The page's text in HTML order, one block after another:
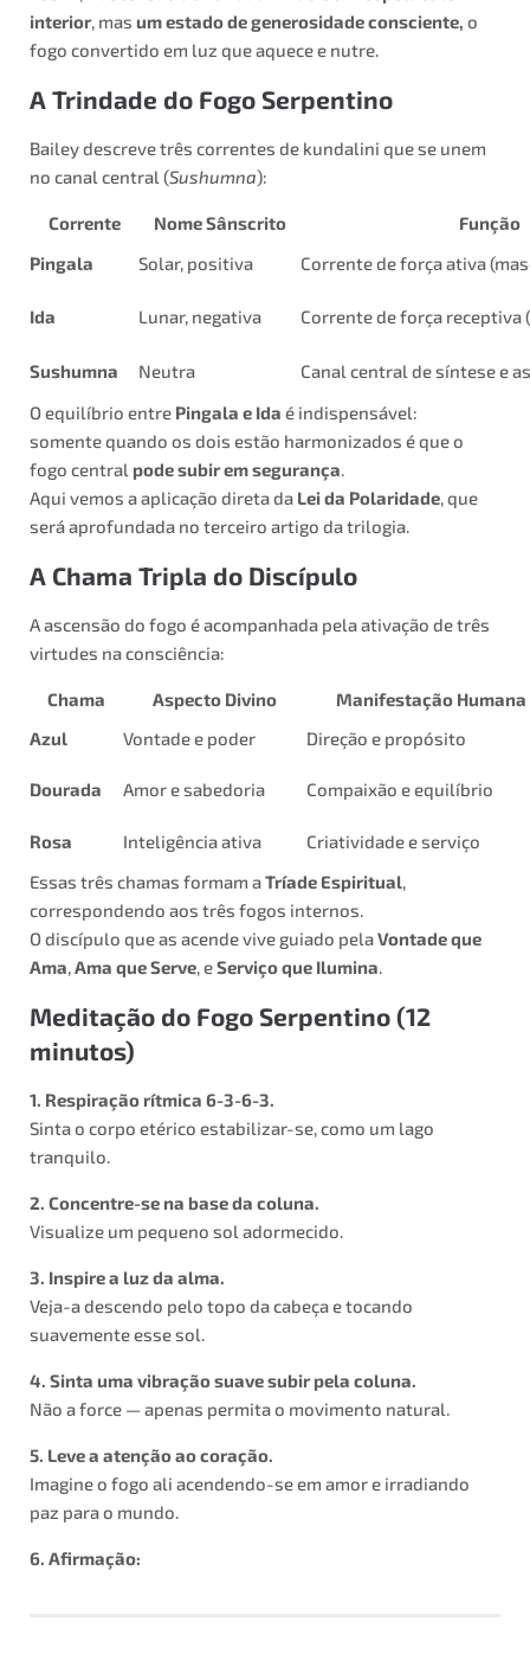
interior, mas um estado de generosidade consciente, o
fogo convertido em luz que aquece e nutre.
A Trindade do Fogo Serpentino
Bailey descreve três correntes de kundalini que se unem
no canal central (Sushumna):
Corrente Nome Sânscrito
Função
Pingala
Solar, positiva Corrente de força ativa
Ida Lunar, negativa Corrente de força receptiva
Sushumna Neutra
Canal central de síntese e
O equilíbrio entre Pingala e Ida é indispensável:
somente quando os dois estão harmonizados é que o
fogo central pode subir em segurança.
Aqui vemos a aplicação direta da Lei da Polaridade, que
será aprofundada no terceiro artigo da trilogia.
A Chama Tripla do Discípulo
A ascensão do fogo é acompanhada pela ativação de três
virtudes na consciência:
Chama Aspecto Divino
Manifestação Humana
Azul
Vontade e poder Direção e propósito
Dourada Amor e sabedoria Compaixão e equilíbrio
Rosa Inteligência ativa
Criatividade e serviço
Essas três chamas formam aTríade Espiritual,
correspondendo aos três fogos internos.
O discípulo que as acende vive guiado pelaVontade que
Ama,Ama que Serve, eServiço que Ilumina.
Meditação do Fogo Serpentino (12
minutos)
1. Respiração rítmica 6-3-6-3.
Sinta o corpo etérico estabilizar-se, como um lago
tranquilo.
2. Concentre-se na base da coluna.
Visualize um pequeno sol adormecido.
3. Inspire a luz da alma.
Veja-a descendo pelo topo da cabeça e tocando
suavemente esse sol.
4. Sinta uma vibração suave subir pela coluna.
Não a force — apenas permita o movimento natural.
5. Leve a atenção ao coração.
Imagine o fogo ali acendendo-se em amor e irradiando
paz para o mundo.
6. Afirmação: